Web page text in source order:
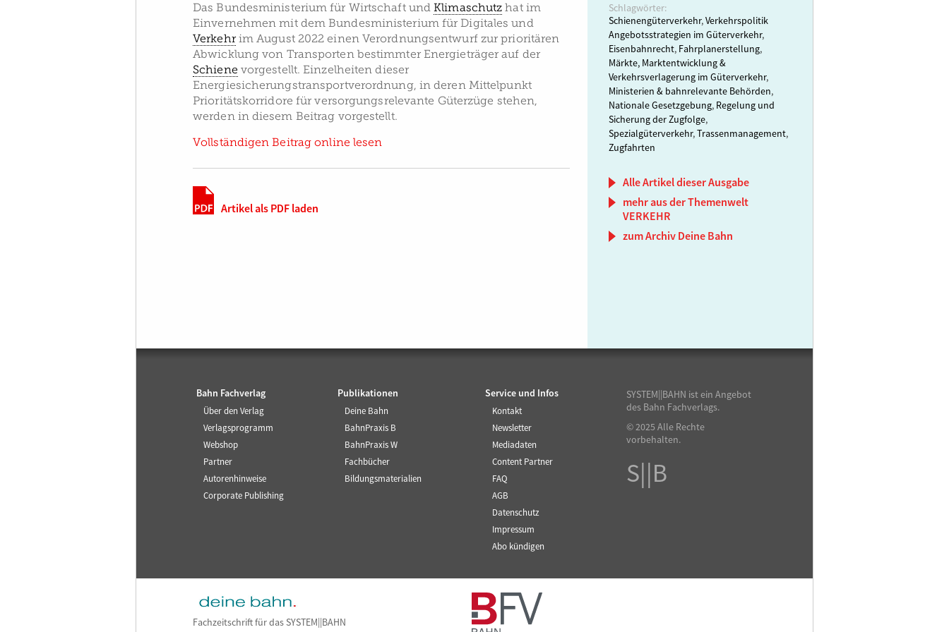
Das Bundesministerium für Wirtschaft undKlimaschutz hat im
Einvernehmen mit dem Bundesministerium für Digitales und
Verkehrim August 2022 einen Verordnungsentwurf zur prioritären
Abwicklung von Transporten bestimmter Energieträger auf der
Schiene vorgestellt. Einzelheiten dieser
Energiesicherungstransportverordnung, in deren Mittelpunkt
Prioritätskorridore für versorgungsrelevante Güterzüge stehen,
werden in diesem Beitrag vorgestellt.
Vollständigen Beitrag online lesen
Artikel als PDF laden
Schlagwörter:
Schienengüterverkehr,Verkehrspolitik
Angebotsstrategien im Güterverkehr,
Eisenbahnrecht, Fahrplanerstellung,
Märkte, Marktentwicklung &
Verkehrsverlagerung im Güterverkehr,
Ministerien & bahnrelevante Behörden,
Nationale Gesetzgebung, Regelung und
Sicherung der Zugfolge,
Spezialgüterverkehr,Trassenmanagement,
Zugfahrten
Alle Artikel dieser Ausgabe
mehr aus der Themenwelt
VERKEHR
zum Archiv Deine Bahn
Bahn Fachverlag
Über den Verlag
Verlagsprogramm
Webshop
Partner
Autorenhinweise
Corporate Publishing
Publikationen
Deine Bahn
BahnPraxis B
BahnPraxis W
Fachbücher
Bildungsmaterialien
Service und Infos
Kontakt
Newsletter
Mediadaten
Content Partner
FAQ
AGB
Datenschutz
Impressum
Abo kündigen
SYSTEM||BAHN ist ein Angebot
des Bahn Fachverlags.
© 2025 Alle Rechte
vorbehalten.
S||B
Fachzeitschrift für das SYSTEM||BAHN